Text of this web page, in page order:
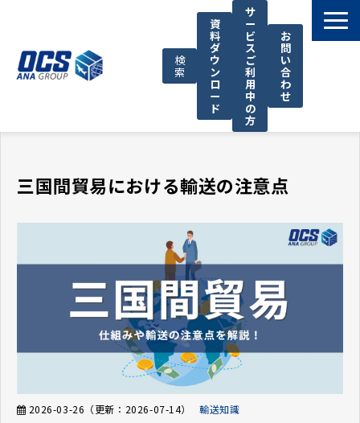
検
索
資
料
ダ
ウ
ン
ロ
ー
ド
サ
ー
ビ
ス
ご
利
用
中
の
方
お
問
い
合
わ
せ
OCSが選ばれる理由
サポート
OCSについて
お知らせ
三国間貿易における輸送の注意点
2026-03-26 （更新： 2026-07-14）
輸送知識